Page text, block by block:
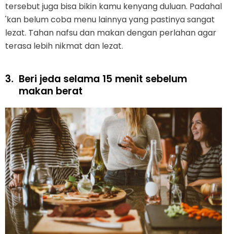
tersebut juga bisa bikin kamu kenyang duluan. Padahal
'kan belum coba menu lainnya yang pastinya sangat
lezat. Tahan nafsu dan makan dengan perlahan agar
terasa lebih nikmat dan lezat.
3. Beri jeda selama 15 menit sebelum
makan berat